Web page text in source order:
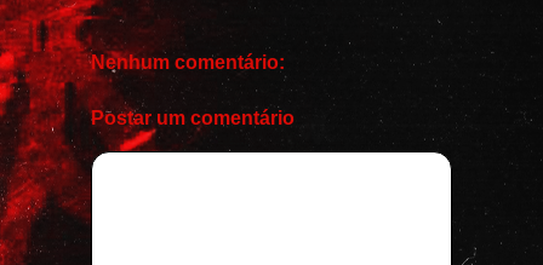
Nenhum comentário:
Postar um comentário